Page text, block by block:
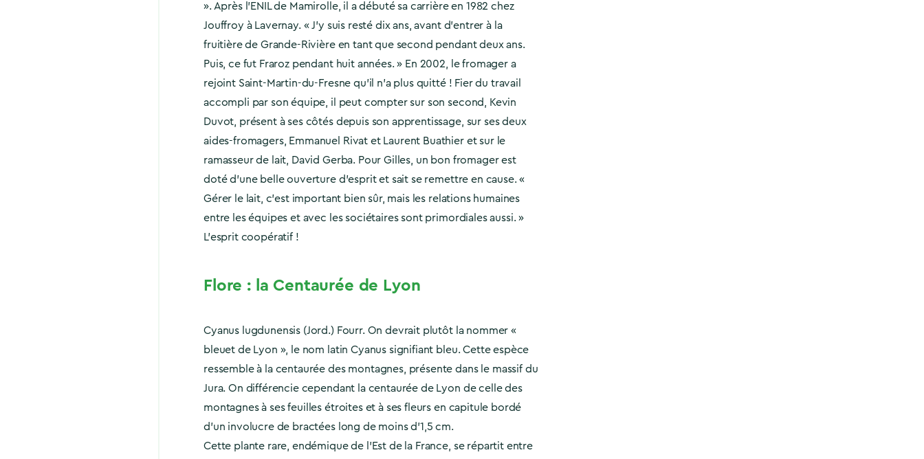
». Après l’ENIL de Mamirolle, il a débuté sa carrière en 1982 chez
Jouffroy à Lavernay. « J’y suis resté dix ans, avant d’entrer à la
fruitière de Grande-Rivière en tant que second pendant deux ans.
Puis, ce fut Fraroz pendant huit années. » En 2002, le fromager a
rejoint Saint-Martin-du-Fresne qu’il n’a plus quitté ! Fier du travail
accompli par son équipe, il peut compter sur son second, Kevin
Duvot, présent à ses côtés depuis son apprentissage, sur ses deux
aides-fromagers, Emmanuel Rivat et Laurent Buathier et sur le
ramasseur de lait, David Gerba. Pour Gilles, un bon fromager est
doté d’une belle ouverture d’esprit et sait se remettre en cause. «
Gérer le lait, c’est important bien sûr, mais les relations humaines
entre les équipes et avec les sociétaires sont primordiales aussi. »
L’esprit coopératif !
Flore : la Centaurée de Lyon
Cyanus lugdunensis (Jord.) Fourr. On devrait plutôt la nommer «
bleuet de Lyon », le nom latin Cyanus signifiant bleu. Cette espèce
ressemble à la centaurée des montagnes, présente dans le massif du
Jura. On différencie cependant la centaurée de Lyon de celle des
montagnes à ses feuilles étroites et à ses fleurs en capitule bordé
d’un involucre de bractées long de moins d’1,5 cm.
Cette plante rare, endémique de l’Est de la France, se répartit entre